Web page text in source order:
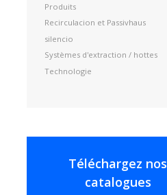
Produits
Recirculacion et Passivhaus
silencio
Systèmes d'extraction / hottes
Technologie
Téléchargez nos
catalogues